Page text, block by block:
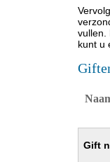
vullen.
kunt u
Gift